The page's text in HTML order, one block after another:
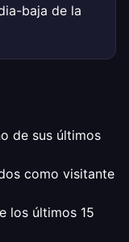
baja de la
de sus últimos
como visitante
los últimos 15